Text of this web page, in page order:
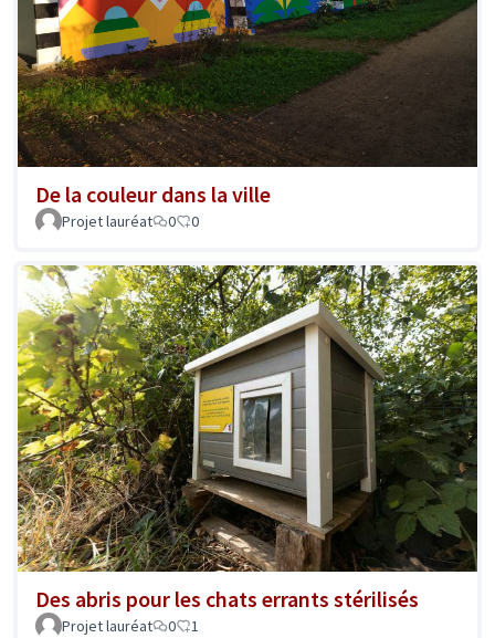
De la couleur dans la ville
Projet lauréat 0 0
Des abris pour les chats errants stérilisés
Projet lauréat 0 1